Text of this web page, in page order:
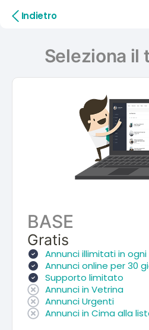
Indietro
Seleziona il
BASE
Gratis
Annunci illimitati in
Annunci online per 30
Supporto limitato
Annunci in Vetrina
Annunci Urgenti
Annunci in Cima alla